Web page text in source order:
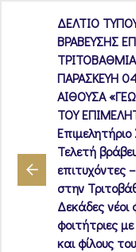
ΔΕΛΤΙΟ
ΒΡΑΒΕΥΣΗΣ
ΠΑΡΑΣΚΕΥΗ
ΑΙΘΟΥΣΑ
ΤΟΥ
Τελετή
επιτυχόντες
στην
Δεκάδες νέοι
φοιτήτριες με
και φίλους